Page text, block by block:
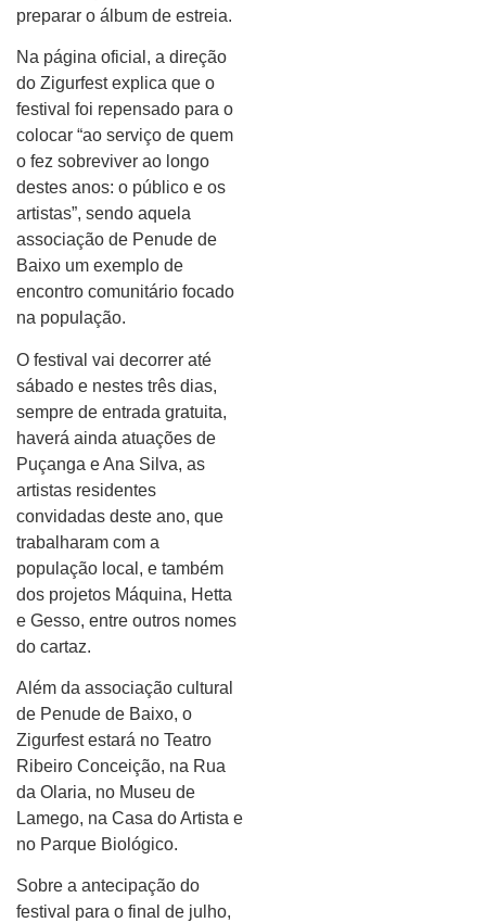
preparar o álbum de estreia.
Na página oficial, a direção
do Zigurfest explica que o
festival foi repensado para o
colocar “ao serviço de quem
o fez sobreviver ao longo
destes anos: o público e os
artistas”, sendo aquela
associação de Penude de
Baixo um exemplo de
encontro comunitário focado
na população.
O festival vai decorrer até
sábado e nestes três dias,
sempre de entrada gratuita,
haverá ainda atuações de
Puçanga e Ana Silva, as
artistas residentes
convidadas deste ano, que
trabalharam com a
população local, e também
dos projetos Máquina, Hetta
e Gesso, entre outros nomes
do cartaz.
Além da associação cultural
de Penude de Baixo, o
Zigurfest estará no Teatro
Ribeiro Conceição, na Rua
da Olaria, no Museu de
Lamego, na Casa do Artista e
no Parque Biológico.
Sobre a antecipação do
festival para o final de julho,